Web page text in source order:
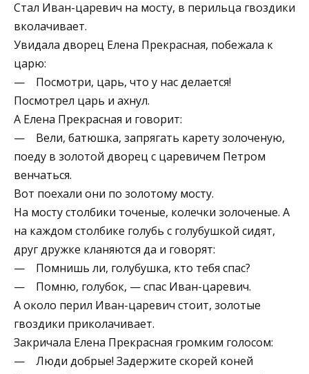
Стал Иван-царевич на мосту, в перильца гвоздики
вколачивает.
Увидала дворец Елена Прекрасная, побежала к
царю:
— Посмотри, царь, что у нас делается!
Посмотрел царь и ахнул.
А Елена Прекрасная и говорит:
— Вели, батюшка, запрягать карету золоченую,
поеду в золотой дворец с царевичем Петром
венчаться.
Вот поехали они по золотому мосту.
На мосту столбики точеные, колечки золоченые. А
на каждом столбике голубь с голубушкой сидят,
друг дружке кланяются да и говорят:
— Помнишь ли, голубушка, кто тебя спас?
— Помню, голубок, — спас Иван-царевич.
А около перил Иван-царевич стоит, золотые
гвоздики приколачивает.
Закричала Елена Прекрасная громким голосом:
— Люди добрые! Задержите скорей коней